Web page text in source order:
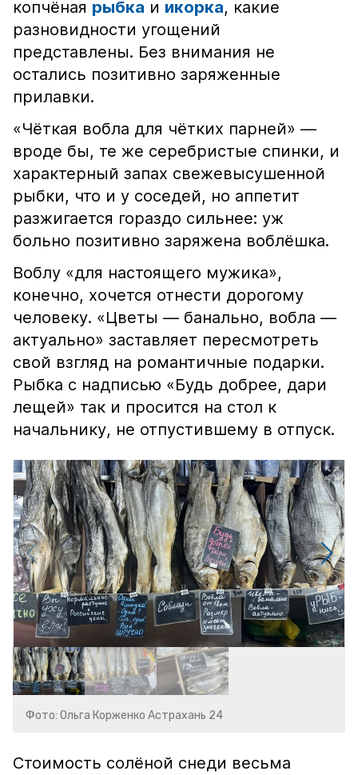
копчёная рыбка и икорка, какие
разновидности угощений
представлены. Без внимания не
остались позитивно заряженные
прилавки.
«Чёткая вобла для чётких парней» —
вроде бы, те же серебристые спинки, и
характерный запах свежевысушенной
рыбки, что и у соседей, но аппетит
разжигается гораздо сильнее: уж
больно позитивно заряжена воблёшка.
Воблу «для настоящего мужика»,
конечно, хочется отнести дорогому
человеку. «Цветы — банально, вобла —
актуально» заставляет пересмотреть
свой взгляд на романтичные подарки.
Рыбка с надписью «Будь добрее, дари
лещей» так и просится на стол к
начальнику, не отпустившему в отпуск.
Фото: Ольга Корженко Астрахань 24
Стоимость солёной снеди весьма